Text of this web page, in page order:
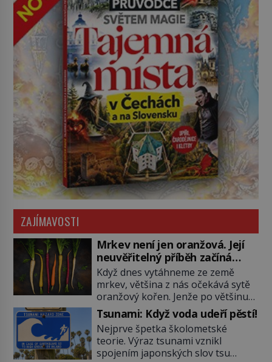
ZAJÍMAVOSTI
Mrkev není jen oranžová. Její
neuvěřitelný příběh začíná
fialovou barvou
Když dnes vytáhneme ze země
mrkev, většina z nás očekává sytě
oranžový kořen. Jenže po většinu
své historie je mrkev všechno
možné, jen ne oranžová. Je fialová,
žlutá, bílá, někdy dokonce téměř
černá. Až díky stovkám let
pečlivého šlechtění se z ní stává
Tsunami: Když voda udeří pěstí!
Nejprve špetka školometské
teorie. Výraz tsunami vznikl
spojením japonských slov tsu